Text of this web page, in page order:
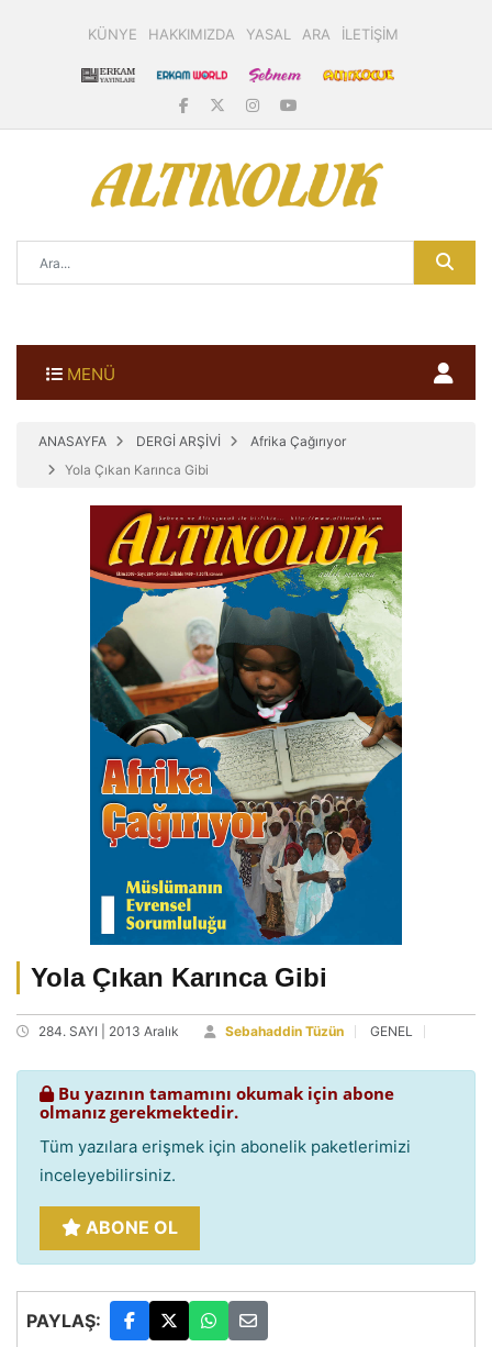
KÜNYE HAKKIMIZDA YASAL ARA İLETİŞİM
MENÜ
ANASAYFA DERGİ ARŞİVİ
Afrika Çağırıyor
Yola Çıkan Karınca Gibi
Yola Çıkan Karınca Gibi
284. SAYI | 2013 Aralık Sebahaddin Tüzün GENEL
Bu yazının tamamını okumak için abone
olmanız gerekmektedir.
Tüm yazılara erişmek için abonelik paketlerimizi
inceleyebilirsiniz.
ABONE OL
PAYLAŞ: